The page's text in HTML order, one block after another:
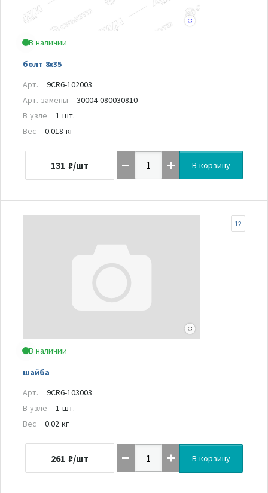
В наличии
болт 8x35
Арт.
9CR6-102003
Арт. замены
30004-080030810
В узле
1 шт.
Вес
0.018 кг
131 ₽/шт В корзину
В наличии
шайба
12
Арт.
9CR6-103003
В узле
1 шт.
Вес
0.02 кг
261 ₽/шт В корзину